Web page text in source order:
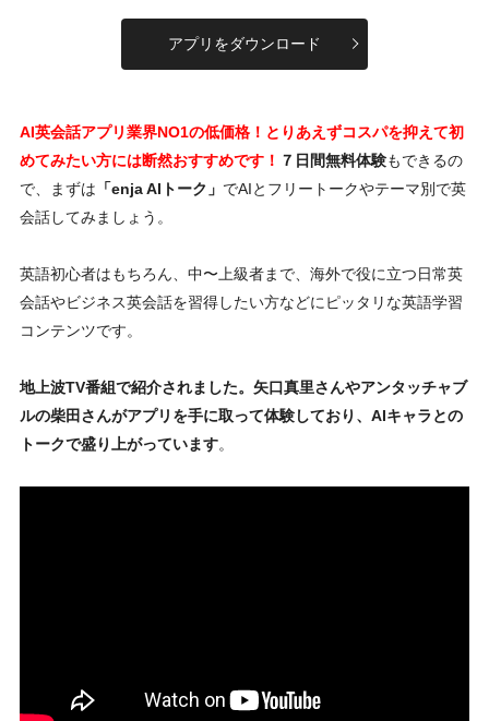
アプリをダウンロード
AI英会話アプリ業界NO1の低価格！とりあえずコスパを抑えて初
めてみたい方には断然おすすめです！ ７日間無料体験もできるの
で、まずは 「enja AIトーク」 でAIとフリートークやテーマ別で英
会話してみましょう。
英語初心者はもちろん、中〜上級者まで、海外で役に立つ日常英
会話やビジネス英会話を習得したい方などにピッタリな英語学習
コンテンツです。
地上波TV番組で紹介されました。矢口真里さんやアンタッチャブ
ルの柴田さんがアプリを手に取って体験しており、AIキャラとの
トークで盛り上がっています。